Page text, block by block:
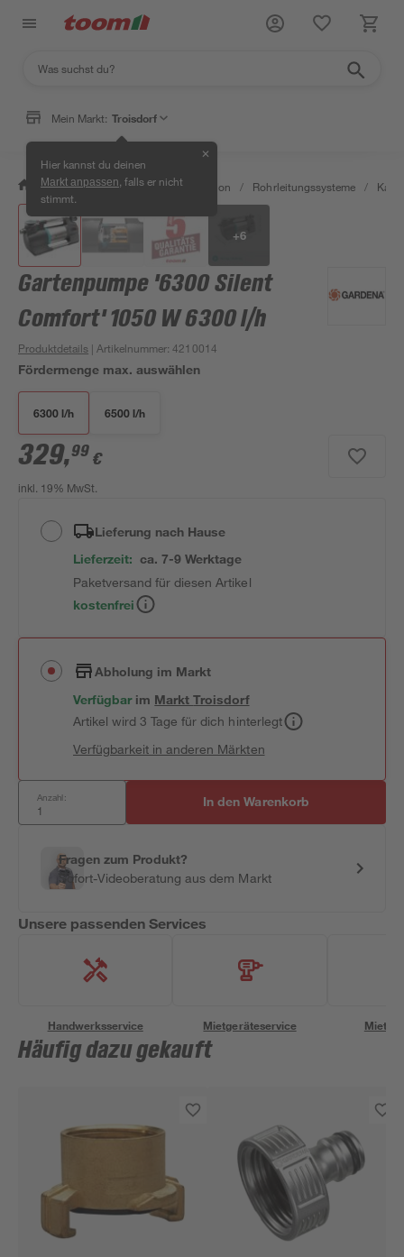
Mein Markt: Troisdorf
Hier kannst du deinen
Markt anpassen , falls er nicht
stimmt.
✕
/ Bad & Sanitär / Sanitärinstallation / Rohrleitungssysteme /
+6
Gartenpumpe '6300 Silent
Comfort' 1050 W 6300 l/h
Produktdetails | Artikelnummer:4210014
Fördermenge max. auswählen
6300 l/h 6500 l/h
329,99 €
inkl. 19% MwSt.
Lieferung nach Hause
Lieferzeit: ca. 7-9 Werktage
Paketversand für diesen Artikel
kostenfrei
Abholung im Markt
Verfügbar im MarktTroisdorf
Artikel wird 3 Tage für dich hinterlegt
Verfügbarkeit in anderen Märkten
Anzahl: In den Warenkorb
Fragen zum Produkt?
Sofort-Videoberatung aus dem Markt
Unsere passenden Services
Handwerksservice Mietgeräteservice
Häufig dazu gekauft